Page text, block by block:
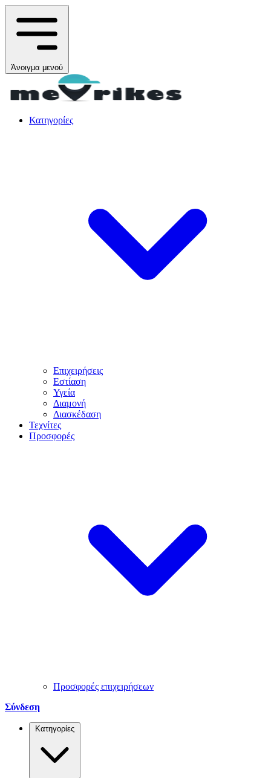
Άνοιγμα μενού
Κατηγορίες
Επιχειρήσεις
Εστίαση
Υγεία
Διαμονή
Διασκέδαση
Τεχνίτες
Προσφορές
Προσφορές επιχειρήσεων
Σύνδεση
Κατηγορίες